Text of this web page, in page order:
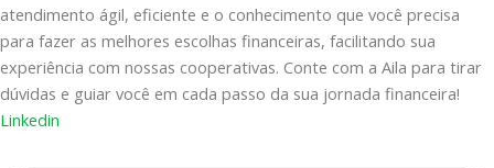
atendimento ágil, eficiente e o conhecimento que você precisa
para fazer as melhores escolhas financeiras, facilitando sua
experiência com nossas cooperativas. Conte com a Aila para tirar
dúvidas e guiar você em cada passo da sua jornada financeira!
Linkedin